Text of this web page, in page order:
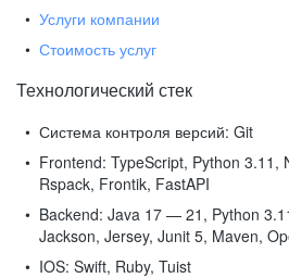
Услуги компании
Стоимость услуг
Технологический стек
Система контроля версий: Git
Frontend: TypeScript, Python 3.11,
Rspack, Frontik, FastAPI
Backend: Java 17 — 21, Python
Jackson, Jersey, Junit 5, Maven,
IOS: Swift, Ruby, Tuist